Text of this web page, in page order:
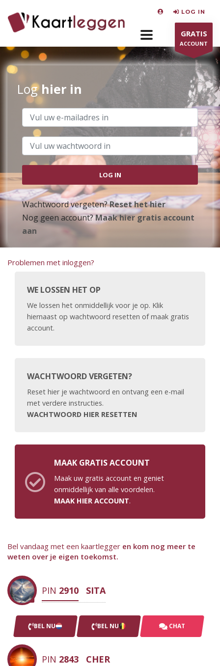
LOG IN
GRATIS
ACCOUNT
Loghier in
Wachtwoord vergeten?Reset het hier
Nog geen account?Maak hier gratis account
aan
Problemen met inloggen?
WE LOSSEN HET OP
We lossen het onmiddellijk voor je op. Klik
hiernaast op wachtwoord resetten of maak gratis
account.
WACHTWOORD VERGETEN?
Reset hier je wachtwoord en ontvang een e-mail
met verdere instructies.
WACHTWOORD HIER RESETTEN
MAAK GRATIS ACCOUNT
Maak uw gratis account en geniet
onmiddellijk van alle voordelen.
MAAK HIER ACCOUNT.
Bel vandaag met een kaartlegger en kom nog meer te
weten over je eigen toekomst.
PIN 2910 SITA
BEL NU BEL NU CHAT
PIN 2843 CHER